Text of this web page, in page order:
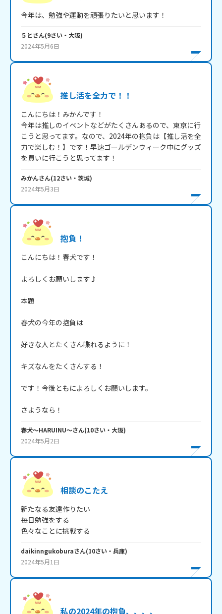
今年は、勉強や運動を頑張りたいと思います！
５とさん(9さい・ 大阪)
2024年5月6日
推し活を全力で！！
こんにちは！みかんです！
今年は推しのイベントなどがたくさんあるので、東京に行
こうと思ってます。なので、2024年の抱負は【推し活を全
力で楽しむ！】です！早速ゴールデンウィーク中にグッズ
を買いに行こうと思ってます！
みかんさん(12さい・ 茨城)
2024年5月3日
抱負！
こんにちは！春犬です！
よろしくお願いします♪
本題
春犬の今年の抱負は
好きな人とたくさん喋れるように！
キズなんをたくさんする！
です！今後ともによろしくお願いします。
さようなら！
春犬～HARUINU～さん(10さい・ 大阪)
2024年5月2日
相談のこたえ
新たなる友達作りたい
毎日勉強をする
色々なことに挑戦する
daikinngukoburaさん(10さい・ 兵庫)
2024年5月1日
私の2024年の抱負、、、、